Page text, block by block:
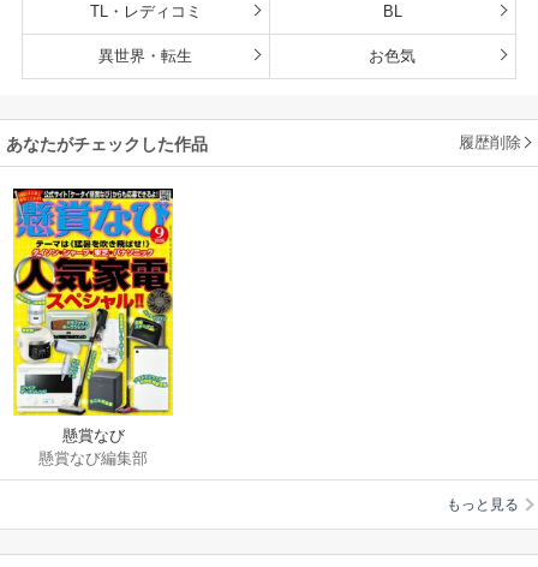
TL・レディコミ BL
異世界・転生 お色気
あなたがチェックした作品 履歴削除
懸賞なび
懸賞なび編集部
もっと見る